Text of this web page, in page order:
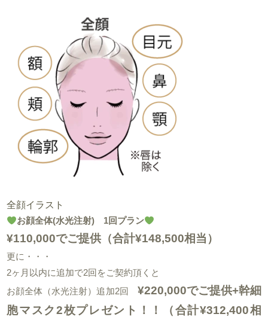
全顔イラスト
お顔全体(水光注射) 1回プラン
¥110,000でご提供（合計¥148,500相当）
更に・・・
2ヶ月以内に追加で2回をご契約頂くと
お顔全体（水光注射）追加2回 ¥220,000でご提供+幹細
胞マスク2枚プレゼント！！
（合計¥312,400相